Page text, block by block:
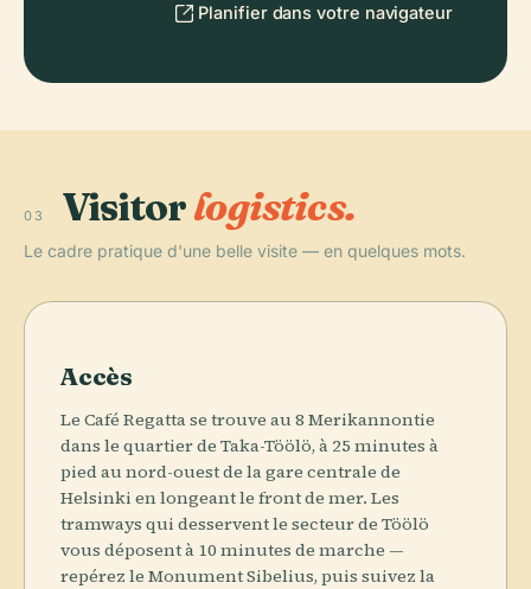
Planifier dans votre navigateur
03 Visitorlogistics.
Le cadre pratique d'une belle visite — en quelques mots.
Accès
Le Café Regatta se trouve au 8 Merikannontie
dans le quartier de Taka-Töölö, à 25 minutes à
pied au nord-ouest de la gare centrale de
Helsinki en longeant le front de mer. Les
tramways qui desservent le secteur de Töölö
vous déposent à 10 minutes de marche —
repérez le Monument Sibelius, puis suivez la